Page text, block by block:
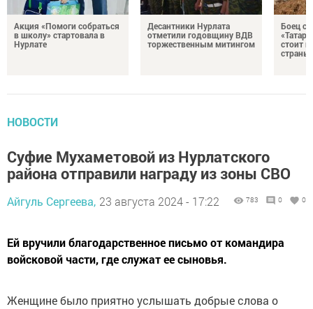
Акция «Помоги собраться
в школу» стартовала в
Нурлате
Десантники Нурлата
отметили годовщину ВДВ
торжественным митингом
Боец с
стоит
страны
НОВОСТИ
Суфие Мухаметовой из Нурлатского
района отправили награду из зоны СВО
Айгуль Сергеева, 23 августа 2024 - 17:22 783 0 0
Ей вручили благодарственное письмо от командира
войсковой части, где служат ее сыновья.
Женщине было приятно услышать добрые слова о